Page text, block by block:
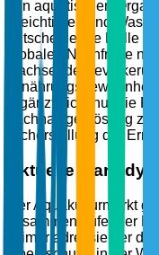
von aquatischen
Weichtieren und
entscheidende Rolle
globalen Nachfrage
wachsende
ergänzt nicht nur die
nachhaltige Lösung
Sicherstellung der
Aktuelle
Der Aquakulturmarkt
zusammenlaufender
Primär adressiert er